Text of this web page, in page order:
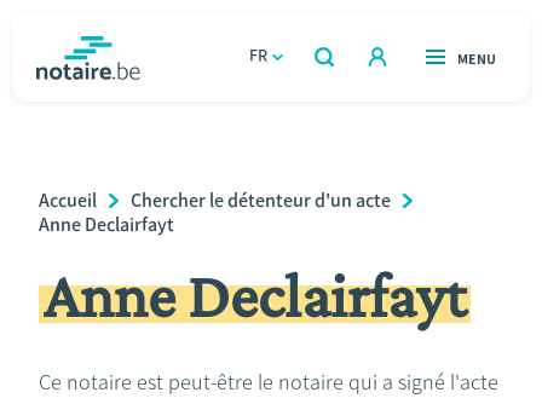
FR
OUVERT
RECHERCHER
OUVERT
MENU
Relations et vivre ensemble
Héritage et donations
Breadcrumb
Accueil
Chercher le détenteur d'un acte
Anne Declairfayt
Anne Declairfayt
Ce notaire est peut-être le notaire qui a signé l'acte